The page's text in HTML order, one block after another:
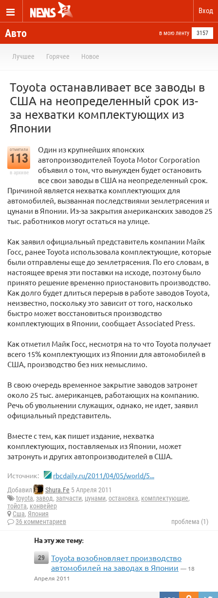
Вход
Авто в мою ленту 3157
Лучшее Горячее Новое
Toyota останавливает все заводы в
США на неопределенный срок из-
за нехватки комплектующих из
Японии
отметили
113
в архиве
Один из крупнейших японских
автопроизводителей Toyota Motor Corporation
объявил о том, что вынужден будет остановить
все свои заводы в США на неопределенный срок.
Причиной является нехватка комплектующих для
автомобилей, вызванная последствиями землетрясения и
цунами в Японии. Из-за закрытия американских заводов 25
тыс. работников могут остаться на улице.
Как заявил официальный представитель компании Майк
Госс, ранее Toyota использовала комплектующие, которые
были отправлены еще до землетрясения. По его словам, в
настоящее время эти поставки на исходе, поэтому было
принято решение временно приостановить производство.
Как долго будет длиться перерыв в работе заводов Toyota,
неизвестно, поскольку это зависит от того, насколько
быстро может восстановиться производство
комплектующих в Японии, сообщает Associated Press.
Как отметил Майк Госс, несмотря на то что Toyota получает
всего 15% комплектующих из Японии для автомобилей в
США, производство без них немыслимо.
В свою очередь временное закрытие заводов затронет
около 25 тыс. американцев, работающих на компанию.
Речь об увольнении служащих, однако, не идет, заявил
официальный представитель.
Вместе с тем, как пишет издание, нехватка
комплектующих, поставляемых из Японии, может
затронуть и других автопроизводителей в США.
Источник: rbcdaily.ru/2011/04/05/world/5...
Добавил Shura.Fe 5 Апреля 2011
toyota, завод, запчасти, цунами, остановка, комплектующие,
тойота, конвейер
Сша, Япония
36 комментариев
проблема (1)
На эту же тему:
29
Toyota возобновляет производство
автомобилей на заводах в Японии — 18
Апреля 2011